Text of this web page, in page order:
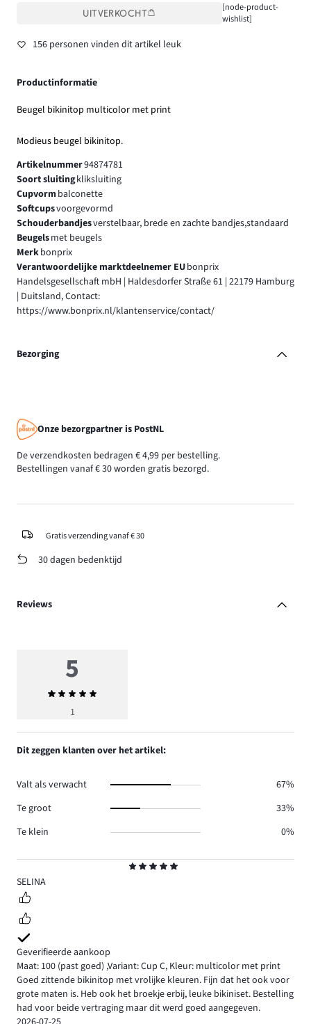
UITVERKOCHT
[node-product-
wishlist]
156 personen vinden dit artikel leuk
Productinformatie
Beugel bikinitop multicolor met print
Modieus beugel bikinitop.
Artikelnummer94874781
Soort sluitingkliksluiting
Cupvormbalconette
Softcupsvoorgevormd
Schouderbandjesverstelbaar, brede en zachte bandjes,standaard
Beugelsmet beugels
Merkbonprix
Verantwoordelijke marktdeelnemer EUbonprix
Handelsgesellschaft mbH | Haldesdorfer Straße 61 | 22179 Hamburg
| Duitsland, Contact:
https://www.bonprix.nl/klantenservice/contact/
Bezorging
Onze bezorgpartner is PostNL
De verzendkosten bedragen € 4,99 per bestelling.
Bestellingen vanaf € 30 worden gratis bezorgd.
Gratis verzending vanaf € 30
30 dagen bedenktijd
Reviews
5
SELINA
Geverifieerde aankoop
Maat: 100 (past goed) ,Variant: Cup C, Kleur: multicolor met print
Goed zittende bikinitop met vrolijke kleuren. Fijn dat het ook voor
grote maten is. Heb ook het broekje erbij, leuke bikiniset. Bestelling
had voor beide vertraging maar dit werd goed aangegeven.
5
Gemiddelde
beoordeling
1
Dit zeggen klanten over het artikel:
Valt als verwacht
67%
Te groot
33%
Te klein
0%